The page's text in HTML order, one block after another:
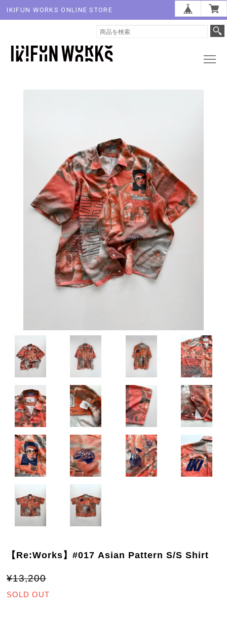
IKIFUN WORKS ONLINE STORE
【Re:Works】#017 Asian Pattern S/S Shirt
¥13,200
SOLD OUT